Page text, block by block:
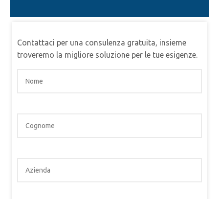
Contattaci per una consulenza gratuita, insieme
troveremo la migliore soluzione per le tue esigenze.